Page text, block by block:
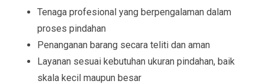
Tenaga profesional yang berpengalaman dalam
proses pindahan
Penanganan barang secara teliti dan aman
Layanan sesuai kebutuhan ukuran pindahan, baik
skala kecil maupun besar